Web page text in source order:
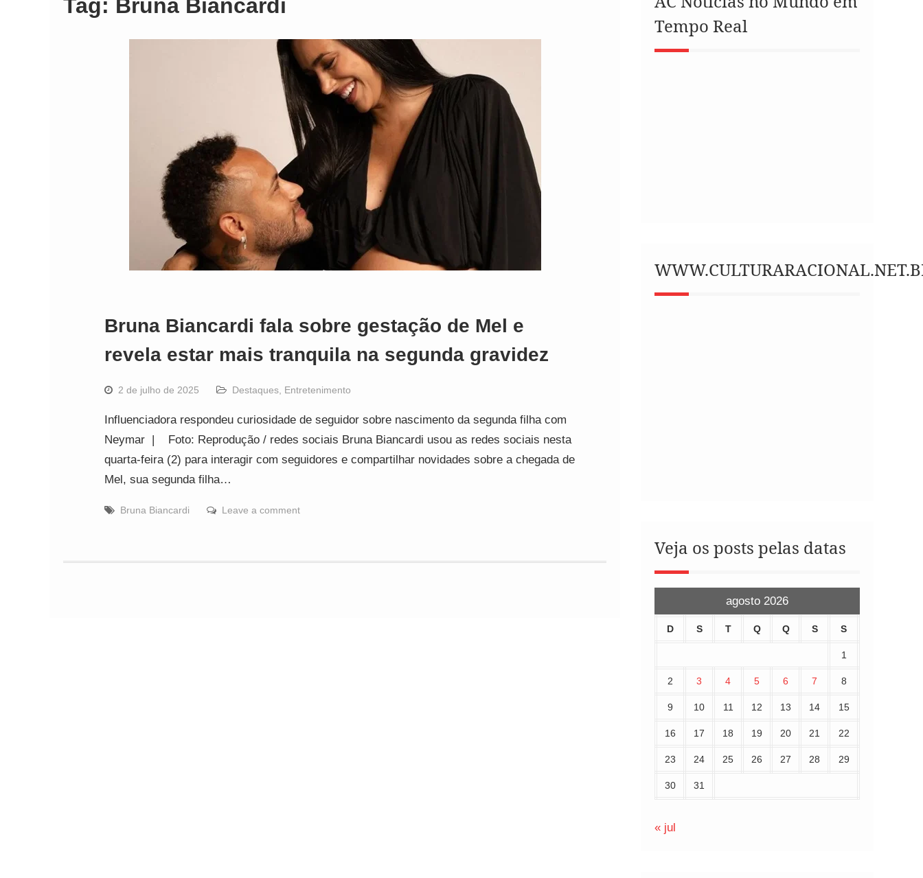
Tag: Bruna Biancardi
Bruna Biancardi fala sobre gestação de Mel e
revela estar mais tranquila na segunda gravidez
2 de julho de 2025 Destaques Entretenimento
Influenciadora respondeu curiosidade de seguidor sobre nascimento da segunda filha com
Neymar | Foto: Reprodução / redes sociais Bruna Biancardi usou as redes sociais nesta
quarta-feira (2) para interagir com seguidores e compartilhar novidades sobre a chegada de
Mel, sua segunda filha…
Bruna Biancardi Leave a comment
Tempo Real
Veja os posts pelas datas
agosto 2026
D S T Q Q S S
1
2 3 4 5 6 7 8
9 10 11 12 13 14 15
16 17 18 19 20 21 22
23 24 25 26 27 28 29
30 31
« jul